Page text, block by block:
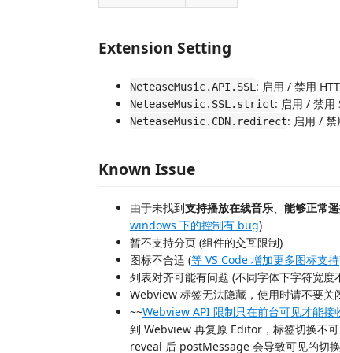
Extension Setting
NeteaseMusic.API.SSL : 启用 / 禁用
NeteaseMusic.SSL.strict: 启用 / 禁用
NeteaseMusic.CDN.redirect: 启用 / 禁
Known Issue
由于未找到支持播放在线音乐、 能够正常
windows 下的控制有 bug)
暂不支持分页 (组件的交互限制)
图标不合适 (等 VS Code 增加更多图标支持
列表对齐可能有问题 (不同字体下字符宽度
Webview 标签无法隐藏，使用时请不要关
~~Webview API 限制只在前台可见才能
到 Webview 再复原 Editor，标签切换不
reveal 后 postMessage 会导致可见的切